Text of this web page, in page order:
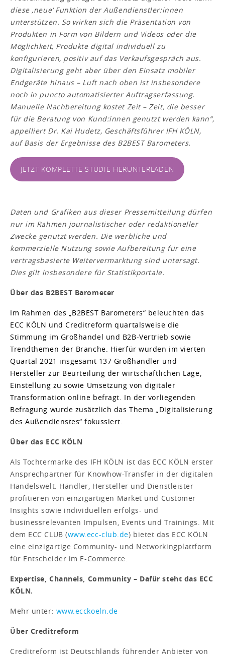
diese ‚neue‘ Funktion der Außendienstler:innen
unterstützen. So wirken sich die Präsentation von
Produkten in Form von Bildern und Videos oder die
Möglichkeit, Produkte digital individuell zu
konfigurieren, positiv auf das Verkaufsgespräch aus.
Digitalisierung geht aber über den Einsatz mobiler
Endgeräte hinaus – Luft nach oben ist insbesondere
noch in puncto automatisierter Auftragserfassung.
Manuelle Nachbereitung kostet Zeit – Zeit, die besser
für die Beratung von Kund:innen genutzt werden kann“,
appelliert Dr. Kai Hudetz, Geschäftsführer IFH KÖLN,
auf Basis der Ergebnisse des B2BEST Barometers.
JETZT KOMPLETTE STUDIE HERUNTERLADEN
Daten und Grafiken aus dieser Pressemitteilung dürfen
nur im Rahmen journalistischer oder redaktioneller
Zwecke genutzt werden. Die werbliche und
kommerzielle Nutzung sowie Aufbereitung für eine
vertragsbasierte Weitervermarktung sind untersagt.
Dies gilt insbesondere für Statistikportale.
Über das B2BEST Barometer
Im Rahmen des „B2BEST Barometers“ beleuchten das
ECC KÖLN und Creditreform quartalsweise die
Stimmung im Großhandel und B2B-Vertrieb sowie
Trendthemen der Branche. Hierfür wurden im vierten
Quartal 2021 insgesamt 137 Großhändler und
Hersteller zur Beurteilung der wirtschaftlichen Lage,
Einstellung zu sowie Umsetzung von digitaler
Transformation online befragt. In der vorliegenden
Befragung wurde zusätzlich das Thema „Digitalisierung
des Außendienstes“ fokussiert.
Über das ECC KÖLN
Als Tochtermarke des IFH KÖLN ist das ECC KÖLN erster
Ansprechpartner für Knowhow-Transfer in der digitalen
Handelswelt. Händler, Hersteller und Dienstleister
profitieren von einzigartigen Market und Customer
Insights sowie individuellen erfolgs- und
businessrelevanten Impulsen, Events und Trainings. Mit
dem ECC CLUB (www.ecc-club.de) bietet das ECC KÖLN
eine einzigartige Community- und Networkingplattform
für Entscheider im E-Commerce.
Expertise, Channels, Community – Dafür steht das ECC
KÖLN.
Mehr unter: www.ecckoeln.de
Über Creditreform
Creditreform ist Deutschlands führender Anbieter von